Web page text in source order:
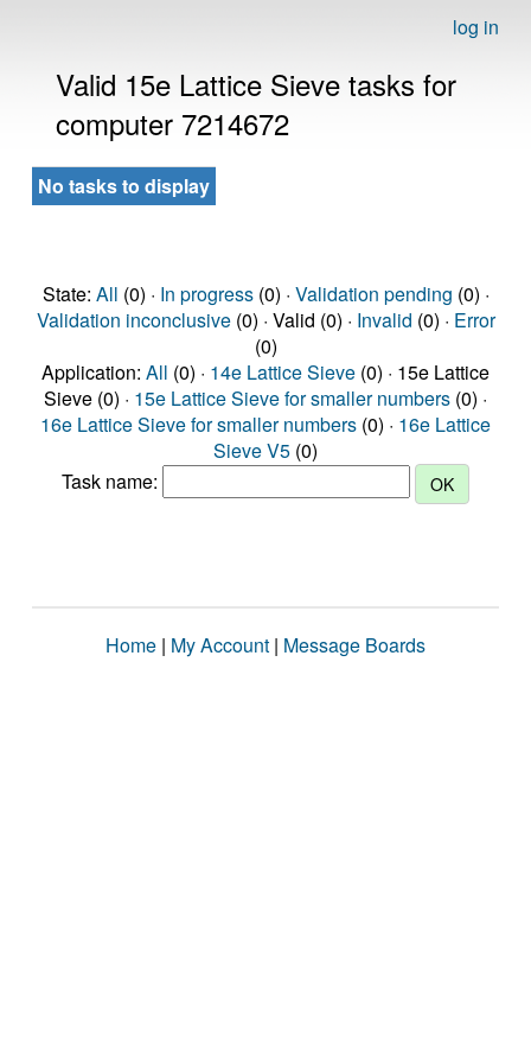
log in
Valid 15e Lattice Sieve tasks for
computer 7214672
No tasks to display
State: All (0) · In progress(0) · Validation pending (0) ·
Validation inconclusive(0) · Valid (0) · Invalid (0) · Error
(0)
Application: All (0) · 14e Lattice Sieve (0) · 15e Lattice
Sieve (0) · 15e Lattice Sieve for smaller numbers (0) ·
16e Lattice Sieve for smaller numbers (0) · 16e Lattice
Sieve V5 (0)
Task name:
Home | My Account | Message Boards